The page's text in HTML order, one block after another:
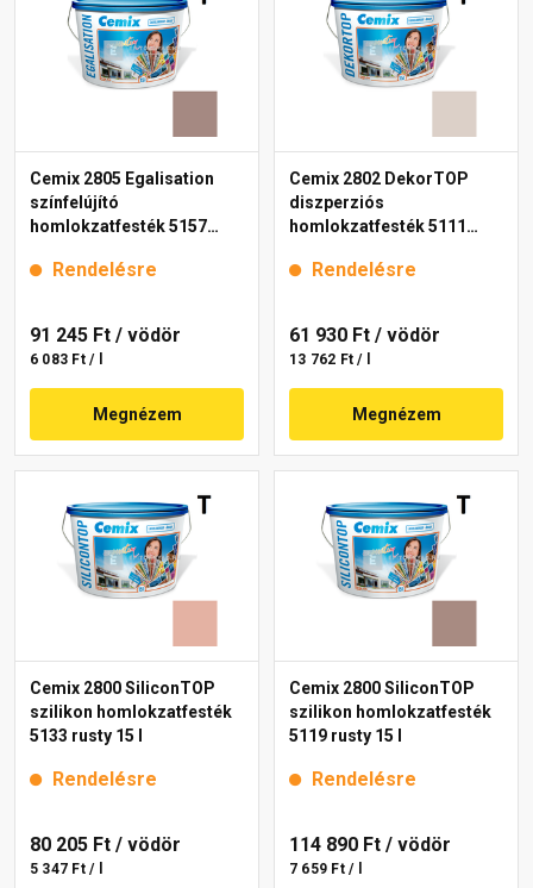
Cemix 2805 Egalisation
színfelújító
homlokzatfesték 5157
Rendelésre
91 245 Ft / vödör
6 083 Ft / l
Megnézem
Cemix 2802 DekorTOP
diszperziós
homlokzatfesték 5111
Rendelésre
61 930 Ft / vödör
13 762 Ft / l
Megnézem
Cemix 2800 SiliconTOP
szilikon homlokzatfesték
5133 rusty 15 l
Rendelésre
80 205 Ft / vödör
5 347 Ft / l
Cemix 2800 SiliconTOP
szilikon homlokzatfesték
5119 rusty 15 l
Rendelésre
114 890 Ft / vödör
7 659 Ft / l